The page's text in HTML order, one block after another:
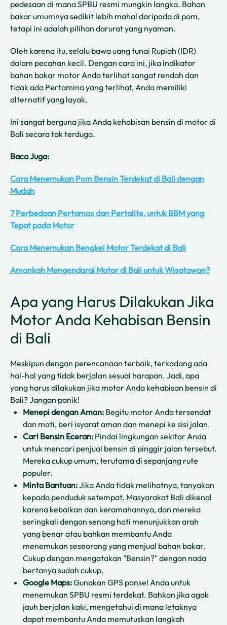
pedesaan di mana SPBU resmi mungkin langka. Bahan
bakar umumnya sedikit lebih mahal daripada di pom,
tetapi ini adalah pilihan darurat yang nyaman.
Oleh karena itu, selalu bawa uang tunai Rupiah (IDR)
dalam pecahan kecil. Dengan cara ini, jika indikator
bahan bakar motor Anda terlihat sangat rendah dan
tidak ada Pertamina yang terlihat, Anda memiliki
alternatif yang layak.
Ini sangat berguna jika Anda kehabisan bensin di motor di
Bali secara tak terduga.
Baca Juga:
Cara Menemukan Pom Bensin Terdekat di Bali dengan
Mudah
7 Perbedaan Pertamax dan Pertalite, untuk BBM yang
Tepat pada Motor
Cara Menemukan Bengkel Motor Terdekat di Bali
Amankah Mengendarai Motor di Bali untuk Wisatawan?
Apa yang Harus Dilakukan Jika
Motor Anda Kehabisan Bensin
di Bali
Meskipun dengan perencanaan terbaik, terkadang ada
hal-hal yang tidak berjalan sesuai harapan. Jadi, apa
yang harus dilakukan jika motor Anda kehabisan bensin di
Bali? Jangan panik!
Menepi dengan Aman: Begitu motor Anda tersendat
dan mati, beri isyarat aman dan menepi ke sisi jalan.
Cari Bensin Eceran: Pindai lingkungan sekitar Anda
untuk mencari penjual bensin di pinggir jalan tersebut.
Mereka cukup umum, terutama di sepanjang rute
populer.
Minta Bantuan:Jika Anda tidak melihatnya, tanyakan
kepada penduduk setempat. Masyarakat Bali dikenal
karena kebaikan dan keramahannya, dan mereka
seringkali dengan senang hati menunjukkan arah
yang benar atau bahkan membantu Anda
menemukan seseorang yang menjual bahan bakar.
Cukup dengan mengatakan "Bensin?" dengan nada
bertanya sudah cukup.
Google Maps:Gunakan GPS ponsel Anda untuk
menemukan SPBU resmi terdekat. Bahkan jika agak
jauh berjalan kaki, mengetahui di mana letaknya
dapat membantu Anda memutuskan langkah